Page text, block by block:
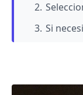
Si